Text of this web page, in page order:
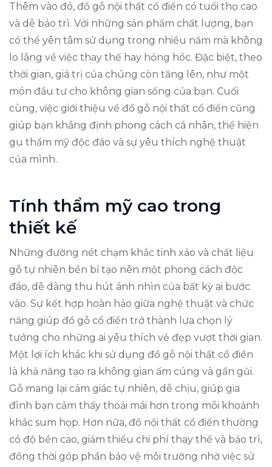
Thêm vào đó, đồ gỗ nội thất cổ điển có tuổi thọ cao
và dễ bảo trì. Với những sản phẩm chất lượng, bạn
có thể yên tâm sử dụng trong nhiều năm mà không
lo lắng về việc thay thế hay hỏng hóc. Đặc biệt, theo
thời gian, giá trị của chúng còn tăng lên, như một
món đầu tư cho không gian sống của bạn. Cuối
cùng, việc giới thiệu về đồ gỗ nội thất cổ điển cũng
giúp bạn khẳng định phong cách cá nhân, thể hiện
gu thẩm mỹ độc đáo và sự yêu thích nghệ thuật
của mình.
Tính thẩm mỹ cao trong
thiết kế
Những đường nét chạm khắc tinh xảo và chất liệu
gỗ tự nhiên bền bỉ tạo nên một phong cách độc
đáo, dễ dàng thu hút ánh nhìn của bất kỳ ai bước
vào. Sự kết hợp hoàn hảo giữa nghệ thuật và chức
năng giúp đồ gỗ cổ điển trở thành lựa chọn lý
tưởng cho những ai yêu thích vẻ đẹp vượt thời gian.
Một lợi ích khác khi sử dụng đồ gỗ nội thất cổ điển
là khả năng tạo ra không gian ấm cúng và gần gũi.
Gỗ mang lại cảm giác tự nhiên, dễ chịu, giúp gia
đình bạn cảm thấy thoải mái hơn trong mỗi khoảnh
khắc sum họp. Hơn nữa, đồ nội thất cổ điển thường
có độ bền cao, giảm thiểu chi phí thay thế và bảo trì,
đồng thời góp phần bảo vệ môi trường nhờ việc sử